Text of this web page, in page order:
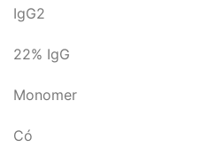
IgG2
22% IgG
Monomer
Có